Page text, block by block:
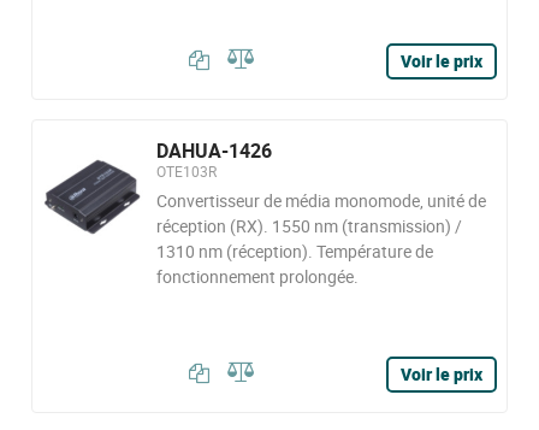
Voir le prix
DAHUA-1426
OTE103R
Convertisseur de média monomode, unité de
réception (RX). 1550 nm (transmission) /
1310 nm (réception). Température de
fonctionnement prolongée.
Voir le prix